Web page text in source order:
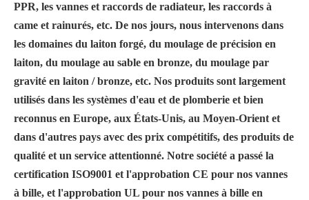
PPR, les vannes et raccords de radiateur, les raccords à
came et rainurés, etc. De nos jours, nous intervenons dans
les domaines du laiton forgé, du moulage de précision en
laiton, du moulage au sable en bronze, du moulage par
gravité en laiton / bronze, etc. Nos produits sont largement
utilisés dans les systèmes d'eau et de plomberie et bien
reconnus en Europe, aux États-Unis, au Moyen-Orient et
dans d'autres pays avec des prix compétitifs, des produits de
qualité et un service attentionné. Notre société a passé la
certification ISO9001 et l'approbation CE pour nos vannes
à bille, et l'approbation UL pour nos vannes à bille en